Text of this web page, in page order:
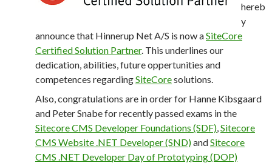
hereb
y
announce that Hinnerup Net A/S is now aSiteCore
Certified Solution Partner. This underlines our
dedication, abilities, future oppertunities and
competences regardingSiteCoresolutions.
Also, congratulations are in order for Hanne Kibsgaard
and Peter Snabe for recently passed exams in the
Sitecore CMS Developer Foundations (SDF),Sitecore
CMS Website .NET Developer (SND)andSitecore
CMS .NET Developer Day of Prototyping (DOP)